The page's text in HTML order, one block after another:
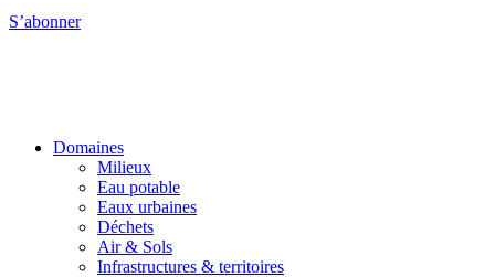
S’abonner
Domaines
Milieux
Eau potable
Eaux urbaines
Déchets
Air & Sols
Infrastructures & territoires